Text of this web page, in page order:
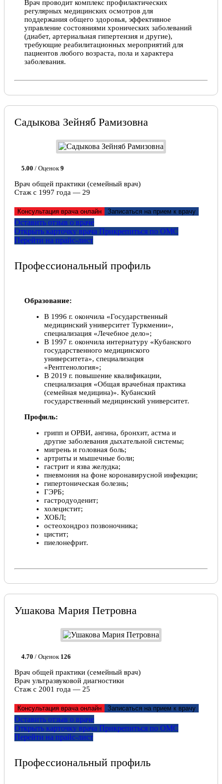
Врач проводит комплекс профилактических
регулярных медицинских осмотров для
поддержания общего здоровья, эффективное
управление состояниями хронических заболеваний
(диабет, артериальная гипертензия и другие),
требующие реабилитационных мероприятий для
пациентов любого возраста, пола и характера
заболевания.
Садыкова Зейняб Рамизовна
5.00 / Оценок 9
Врач общей практики (семейный врач)
Стаж с 1997 года — 29
Консультация врача онлайн Записаться на прием к врачу
Оставить отзыв о враче
Открыть карточку врача Прикрепитьcя по ОМС
Перейти на прайс-лист
Профессиональный профиль
Образование:
В 1996 г. окончила «Государственный
медицинский университет Туркмении»,
специализация «Лечебное дело»;
В 1997 г. окончила интернатуру «Кубанского
государственного медицинского
университета», специализация
«Рентгенология»;
В 2019 г. повышение квалификации,
специализация «Общая врачебная практика
(семейная медицина)». Кубанский
государственный медицинский университет.
Профиль:
грипп и ОРВИ, ангина, бронхит, астма и
другие заболевания дыхательной системы;
мигрень и головная боль;
артриты и мышечные боли;
гастрит и язва желудка;
пневмония на фоне коронавирусной инфекции;
гипертоническая болезнь;
ГЭРБ;
гастродуоденит;
холецистит;
ХОБЛ;
остеохондроз позвоночника;
цистит;
пиелонефрит.
Ушакова Мария Петровна
4.70 / Оценок 126
Врач общей практики (семейный врач)
Врач ультразвуковой диагностики
Стаж с 2001 года — 25
Консультация врача онлайн Записаться на прием к врачу
Оставить отзыв о враче
Открыть карточку врача Прикрепитьcя по ОМС
Перейти на прайс-лист
Профессиональный профиль